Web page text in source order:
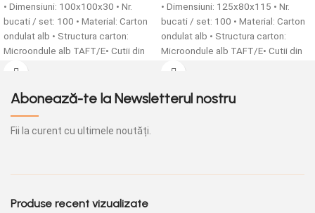
• Dimensiuni: 100x100x30 • Nr.
bucati / set: 100 • Material: Carton
ondulat alb • Structura carton:
Microondule alb TAFT/E• Cutii din
carton microondule cu o grosime
personalizate sunt solutia ideala
• Dimensiuni: 125x80x115 • Nr.
bucati / set: 100 • Material: Carton
ondulat alb • Structura carton:
Microondule alb TAFT/E• Cutii din
carton microondule cu o grosime
personalizate sunt solutia ideala
Abonează-te la Newsletterul nostru
Fii la curent cu ultimele noutăți.
Produse recent vizualizate